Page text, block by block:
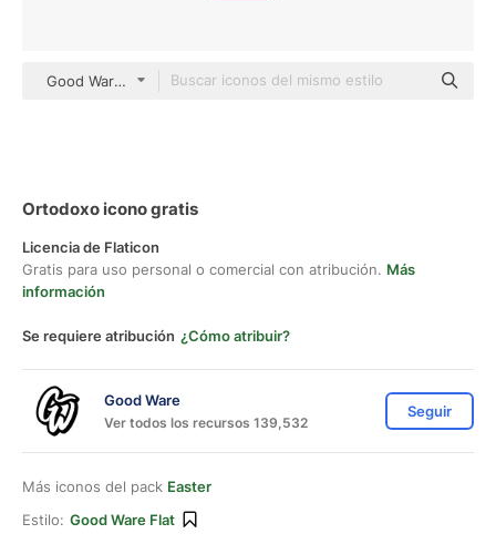
Good Ware Flat
Ortodoxo icono gratis
Licencia de Flaticon
Gratis para uso personal o comercial con atribución. Más
información
Se requiere atribución ¿Cómo atribuir?
Good Ware
Ver todos los recursos 139,532
Seguir
Más iconos del pack Easter
Estilo: Good Ware Flat